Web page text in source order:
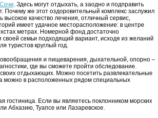
. Здесь могут отдыхать, а заодно и подправить
Почему же этот оздоровительный комплекс заслужил
качество лечения, отличный сервис,
имеет удачное месторасположение: в центре
метрах. Номерной фонд достаточно
семьи подходящий вариант, исходя из желаний
туристов круглый год.
и пищеварения, дыхательной, опорно –
где вы сможете пройти обследование.
отдыхающих. Можно посетить развлекательные
можно в расположенных рядом специальных
гостиница. Если вы являетесь поклонником морских
Абхазию, Туапсе или Лазаревское.